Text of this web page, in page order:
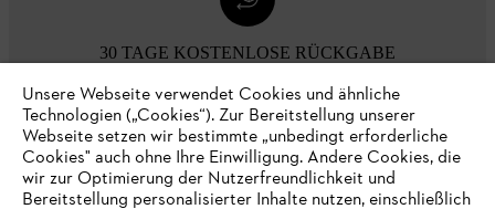
30 TAGE KOSTENLOSE RÜCKGABE
Zahlungsmöglichkeiten
Unsere Webseite verwendet Cookies und ähnliche
Technologien („Cookies“). Zur Bereitstellung unserer
Webseite setzen wir bestimmte „unbedingt erforderliche
Cookies" auch ohne Ihre Einwilligung. Andere Cookies, die
wir zur Optimierung der Nutzerfreundlichkeit und
Bereitstellung personalisierter Inhalte nutzen, einschließlich